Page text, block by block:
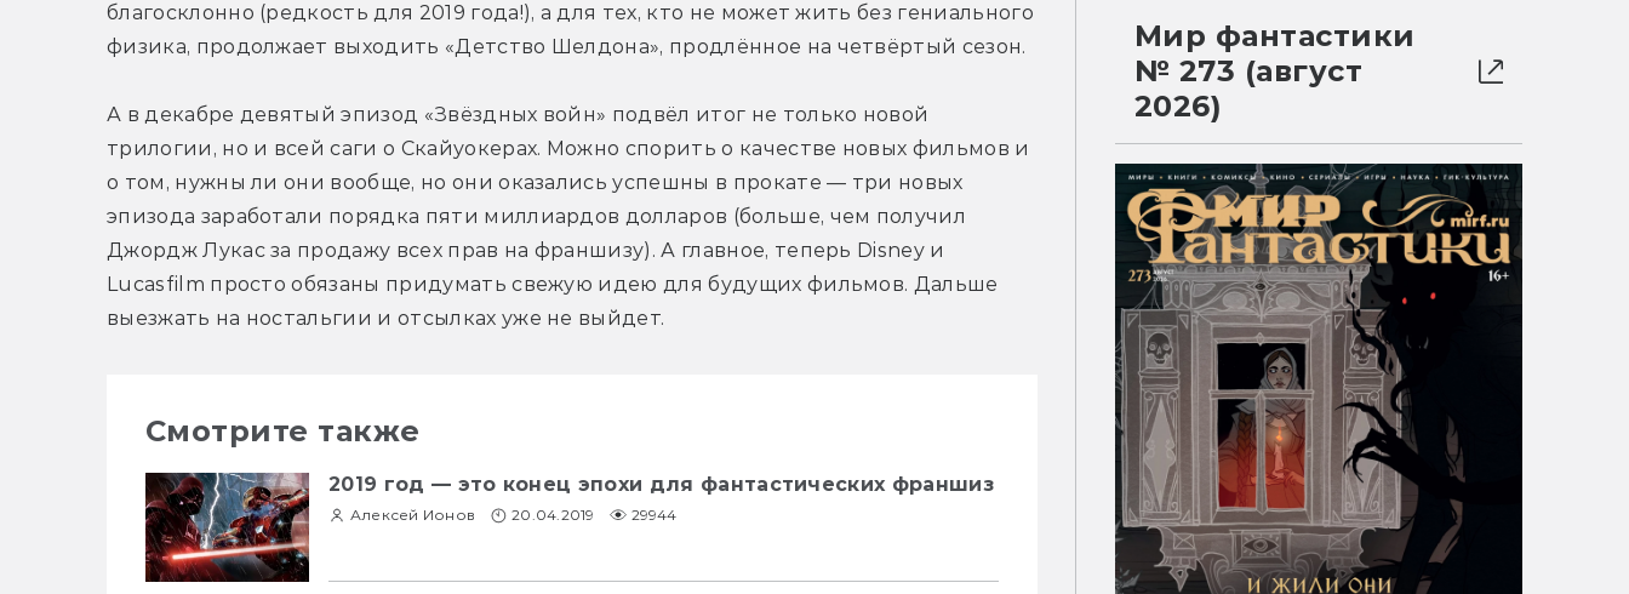
благосклонно (редкость для 2019 года!), а для тех, кто не может жить без гениального
физика, продолжает выходить «Детство Шелдона», продлённое на четвёртый сезон.
А в декабре девятый эпизод «Звёздных войн» подвёл итог не только новой
трилогии, но и всей саги о Скайуокерах. Можно спорить о качестве новых фильмов и
о том, нужны ли они вообще, но они оказались успешны в прокате — три новых
эпизода заработали порядка пяти миллиардов долларов (больше, чем получил
Джордж Лукас за продажу всех прав на франшизу). А главное, теперь Disney и
Lucasfilm просто обязаны придумать свежую идею для будущих фильмов. Дальше
выезжать на ностальгии и отсылках уже не выйдет.
Смотрите также
2019 год — это конец эпохи для фантастических франшиз
Алексей Ионов 20.04.2019 29944
Мир фантастики
№ 273 (август
2026)